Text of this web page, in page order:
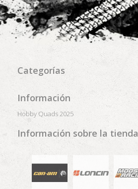
Categorías
Información
Hobby Quads 2025
Información sobre la tienda